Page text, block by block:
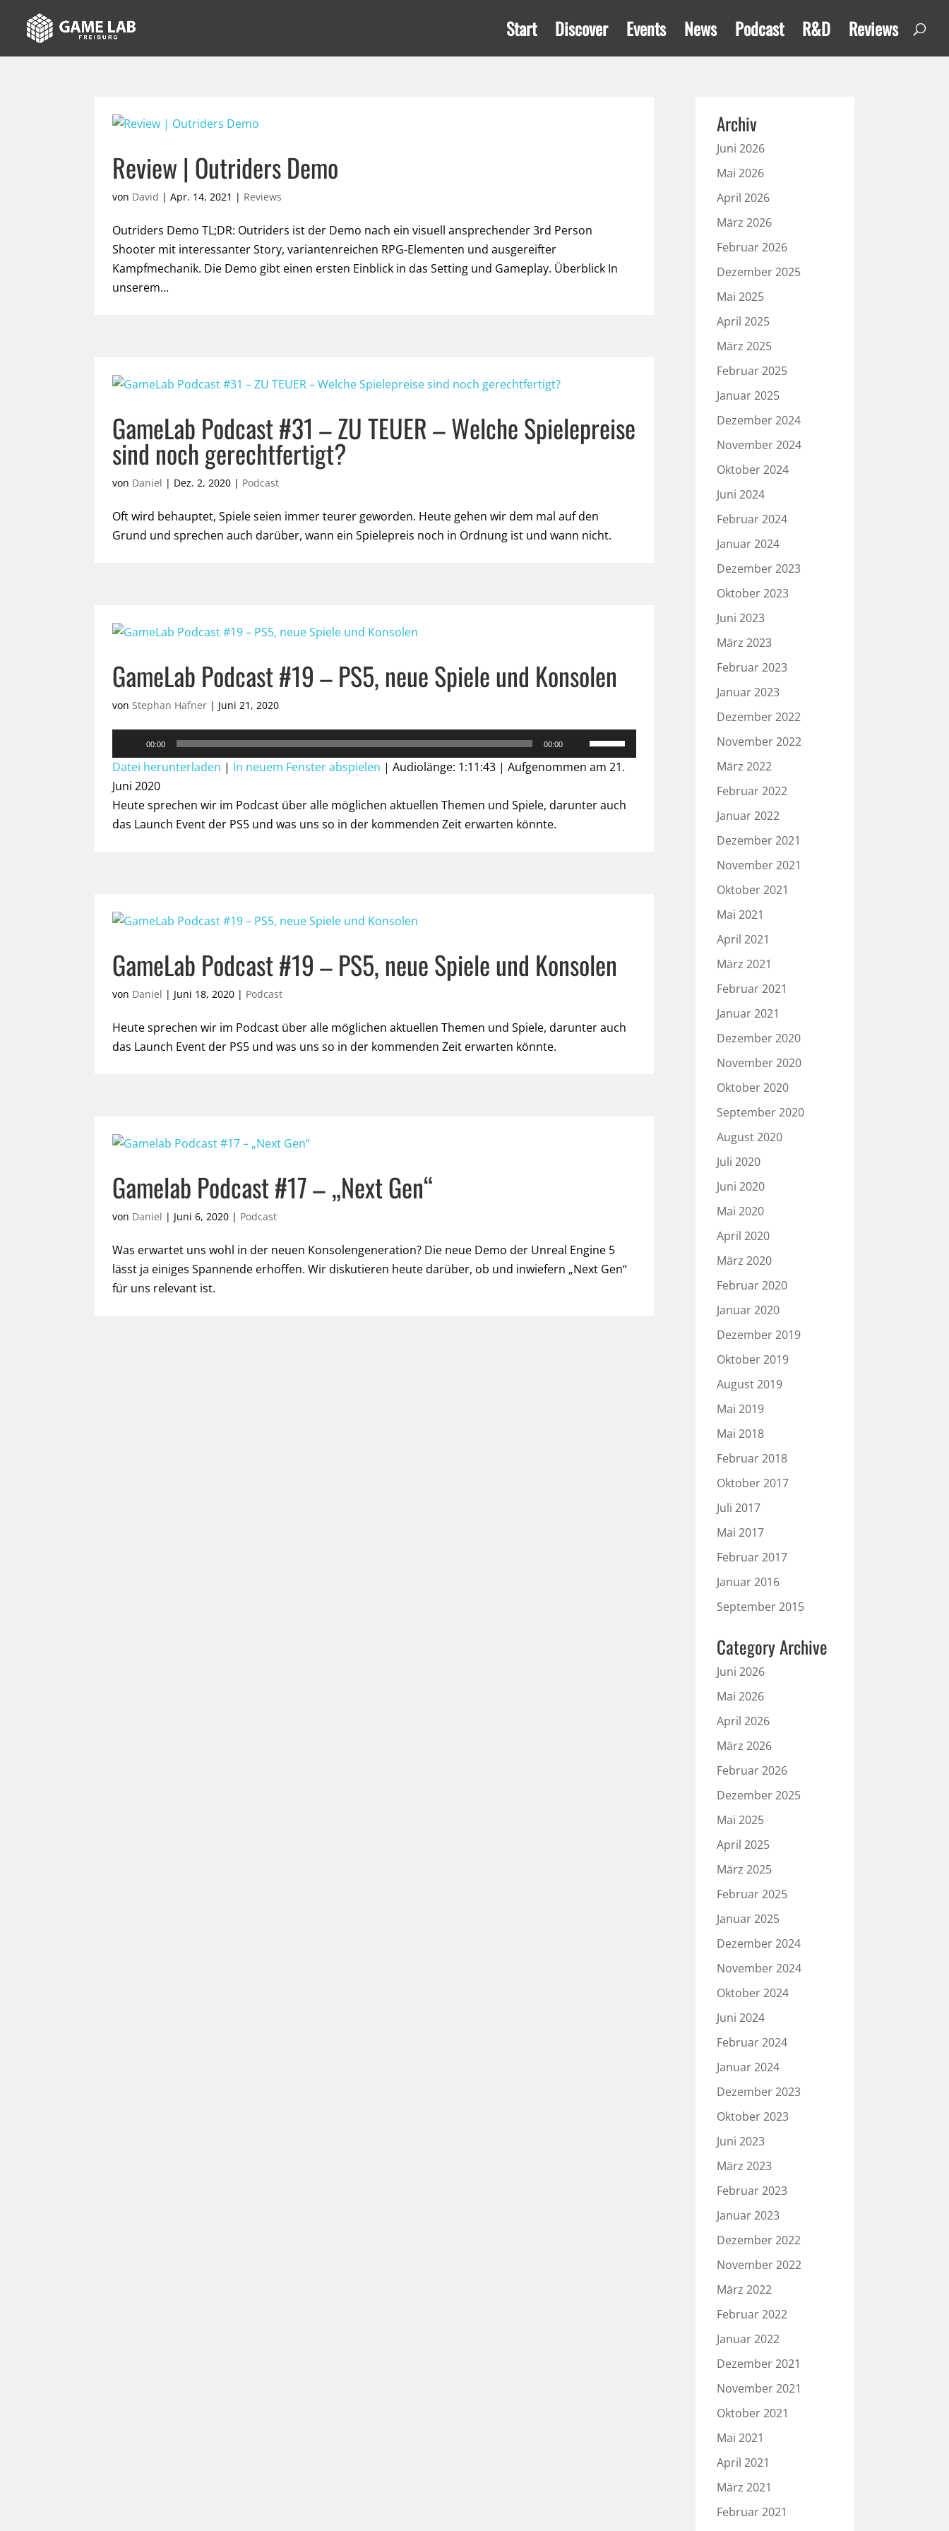
Start Discover Events News Podcast R&D Reviews
Review | Outriders Demo
von David |Apr. 14, 2021 | Reviews
Outriders Demo TL;DR: Outriders ist der Demo nach ein visuell ansprechender 3rd Person
Shooter mit interessanter Story, variantenreichen RPG-Elementen und ausgereifter
Kampfmechanik. Die Demo gibt einen ersten Einblick in das Setting und Gameplay. Überblick In
unserem...
GameLab Podcast #31 – ZU TEUER – Welche Spielepreise
sind noch gerechtfertigt?
von Daniel | Dez. 2, 2020 | Podcast
Oft wird behauptet, Spiele seien immer teurer geworden. Heute gehen wir dem mal auf den
Grund und sprechen auch darüber, wann ein Spielepreis noch in Ordnung ist und wann nicht.
GameLab Podcast #19 – PS5, neue Spiele und Konsolen
vonStephan Hafner | Juni 21, 2020
Player
00:00 00:00
Pfeiltasten
Hoch/Runter
Datei herunterladen | In neuem Fenster abspielen |Audiolänge: 1:11:43 |Aufgenommen am 21.
Juni 2020
Heute sprechen wir im Podcast über alle möglichen aktuellen Themen und Spiele, darunter auch
das Launch Event der PS5 und was uns so in der kommenden Zeit erwarten könnte.
GameLab Podcast #19 – PS5, neue Spiele und Konsolen
von Daniel | Juni 18, 2020 | Podcast
Heute sprechen wir im Podcast über alle möglichen aktuellen Themen und Spiele, darunter auch
das Launch Event der PS5 und was uns so in der kommenden Zeit erwarten könnte.
Gamelab Podcast #17 – „Next Gen“
von Daniel | Juni 6, 2020 | Podcast
Was erwartet uns wohl in der neuen Konsolengeneration? Die neue Demo der Unreal Engine 5
lässt ja einiges Spannende erhoffen. Wir diskutieren heute darüber, ob und inwiefern „Next Gen“
für uns relevant ist.
Archiv
Juni 2026
Mai 2026
April 2026
März 2026
Februar 2026
Dezember 2025
Mai 2025
April 2025
März 2025
Februar 2025
Januar 2025
Dezember 2024
November 2024
Oktober 2024
Juni 2024
Februar 2024
Januar 2024
Dezember 2023
Oktober 2023
Juni 2023
März 2023
Februar 2023
Januar 2023
Dezember 2022
November 2022
März 2022
Februar 2022
Januar 2022
Dezember 2021
November 2021
Oktober 2021
Mai 2021
April 2021
März 2021
Februar 2021
Januar 2021
Dezember 2020
November 2020
Oktober 2020
September 2020
August 2020
Juli 2020
Juni 2020
Mai 2020
April 2020
März 2020
Februar 2020
Januar 2020
Dezember 2019
Oktober 2019
August 2019
Mai 2019
Mai 2018
Februar 2018
Oktober 2017
Juli 2017
Mai 2017
Februar 2017
Januar 2016
September 2015
Category Archive
Juni 2026
Mai 2026
April 2026
März 2026
Februar 2026
Dezember 2025
Mai 2025
April 2025
März 2025
Februar 2025
Januar 2025
Dezember 2024
November 2024
Oktober 2024
Juni 2024
Februar 2024
Januar 2024
Dezember 2023
Oktober 2023
Juni 2023
März 2023
Februar 2023
Januar 2023
Dezember 2022
November 2022
März 2022
Februar 2022
Januar 2022
Dezember 2021
November 2021
Oktober 2021
Mai 2021
April 2021
März 2021
Februar 2021